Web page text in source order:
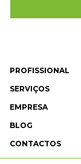
PROFISSIONAL
SERVIÇOS
EMPRESA
BLOG
CONTACTOS